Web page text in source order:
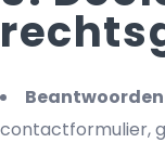
contactformulier,